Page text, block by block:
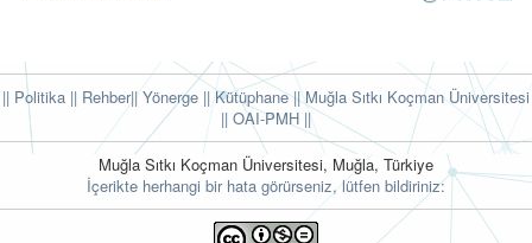
|| Politika || Rehber|| Yönerge || Kütüphane|| Muğla Sıtkı Koçman Üniversitesi
|| OAI-PMH ||
Muğla Sıtkı Koçman Üniversitesi, Muğla, Türkiye
İçerikte herhangi bir hata görürseniz, lütfen bildiriniz: